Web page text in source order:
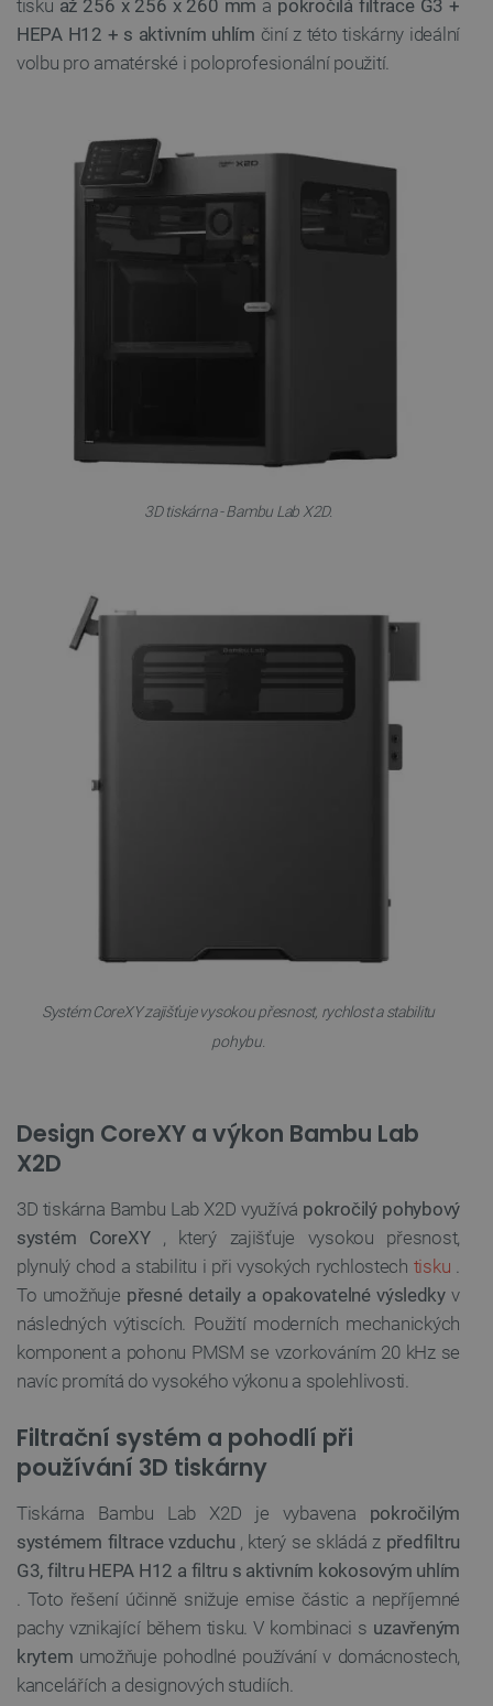
tisku až 256 x 256 x 260 mm a pokročilá filtrace G3 +
HEPA H12 + s aktivním uhlím činí z této tiskárny ideální
volbu pro amatérské i poloprofesionální použití.
3D tiskárna - Bambu Lab X2D.
Systém CoreXY zajišťuje vysokou přesnost, rychlost a stabilitu
pohybu.
Design CoreXY a výkon Bambu Lab
X2D
3D tiskárna Bambu Lab X2D využívá pokročilý pohybový
systém CoreXY, který zajišťuje vysokou přesnost,
plynulý chod a stabilitu i při vysokých rychlostech tisku .
To umožňuje přesné detaily a opakovatelné výsledkyv
následných výtiscích. Použití moderních mechanických
komponent a pohonu PMSM se vzorkováním 20 kHz se
navíc promítá do vysokého výkonu a spolehlivosti.
Filtrační systém a pohodlí při
používání 3D tiskárny
Tiskárna Bambu Lab X2D je vybavena pokročilým
systémem filtrace vzduchu , který se skládá z předfiltru
G3, filtru HEPA H12 a filtru s aktivním kokosovým uhlím
. Toto řešení účinně snižuje emise částic a nepříjemné
pachy vznikající během tisku. V kombinaci s uzavřeným
krytem umožňuje pohodlné používání v domácnostech,
kancelářích a designových studiích.